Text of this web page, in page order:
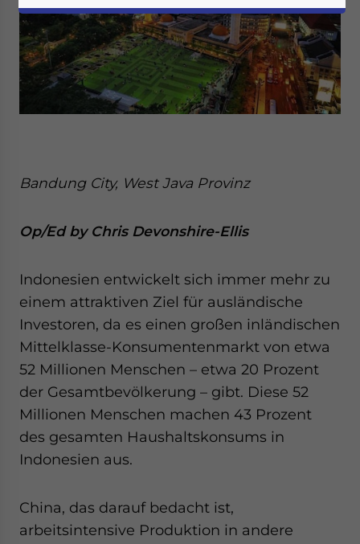
Bandung City, West Java Provinz
Op/Ed by Chris Devonshire-Ellis
Indonesien entwickelt sich immer mehr zu
einem attraktiven Ziel für ausländische
Investoren, da es einen großen inländischen
Mittelklasse-Konsumentenmarkt von etwa
52 Millionen Menschen – etwa 20 Prozent
der Gesamtbevölkerung – gibt. Diese 52
Millionen Menschen machen 43 Prozent
des gesamten Haushaltskonsums in
Indonesien aus.
China, das darauf bedacht ist,
arbeitsintensive Produktion in andere
website. Please send me business news and updates
- case sensitive